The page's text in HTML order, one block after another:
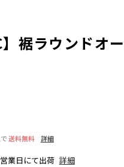
送料無料
詳細
業日にて出荷 詳細
】裾ラウンドオ